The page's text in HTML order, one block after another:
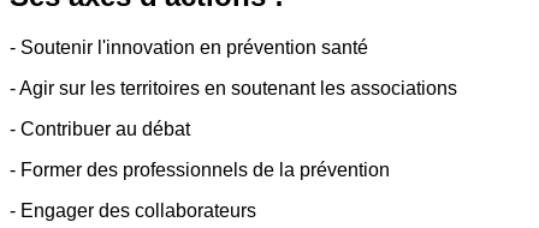
- Soutenir l'innovation en prévention santé
- Agir sur les territoires en soutenant les associations
- Contribuer au débat
- Former des professionnels de la prévention
- Engager des collaborateurs